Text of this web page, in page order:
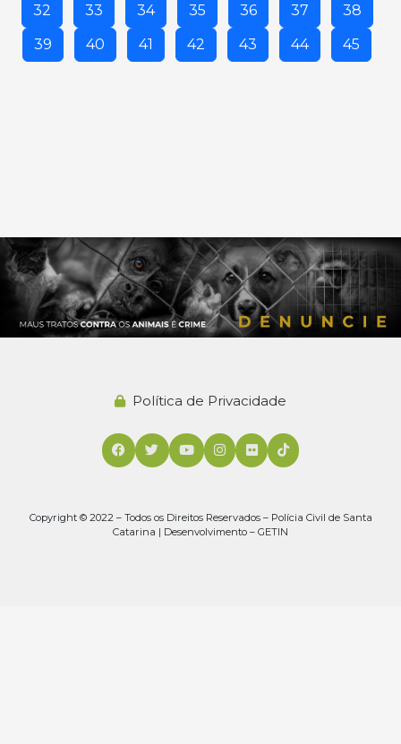
32
33 34 35 36 37
38
39
40 41 42 43 44 45
Política de Privacidade
Copyright © 2022 – Todos os Direitos Reservados – Polícia Civil de Santa
Catarina | Desenvolvimento – GETIN